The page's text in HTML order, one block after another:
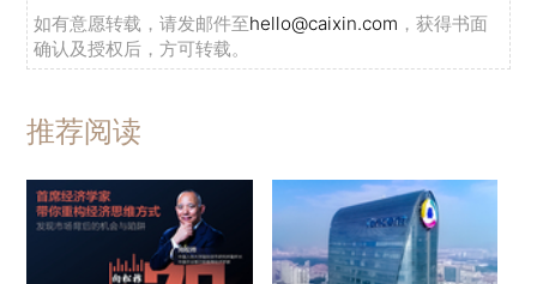
如有意愿转载，请发邮件至hello@caixin.com ，获得书面
确认及授权后，方可转载。
推荐阅读